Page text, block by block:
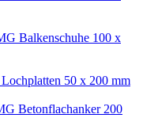
Balkenschuhe 100 x
50 x 200 mm
Betonflachanker 200